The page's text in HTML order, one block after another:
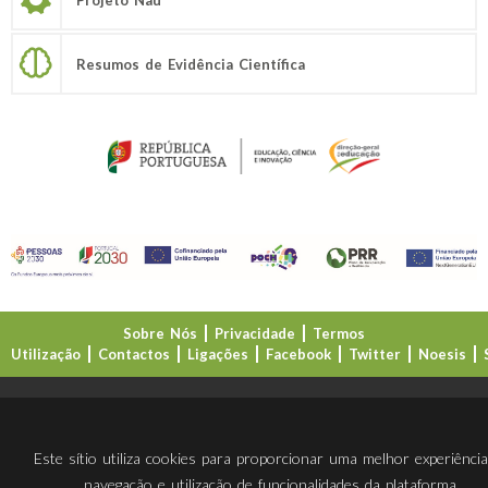
Resumos de Evidência Científica
Sobre Nós Privacidade
Termos
Utilização
Contactos Ligações Facebook Twitter Noesis
Este sítio utiliza cookies para proporcionar uma melhor
navegação e utilização de funcionalidades da plataforma.